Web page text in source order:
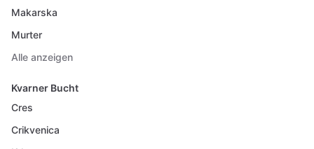
Makarska
Murter
Alle anzeigen
Kvarner Bucht
Cres
Crikvenica